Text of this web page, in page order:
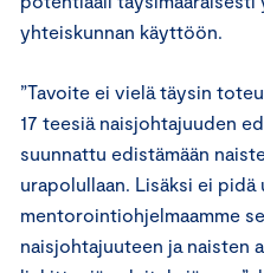
yhteiskunnan käyttöön.
”Tavoite ei vielä täysin
17 teesiä naisjohtajuuden
suunnattu edistämään
urapolullaan. Lisäksi ei
mentorointiohjelmaamme
naisjohtajuuteen ja naisten